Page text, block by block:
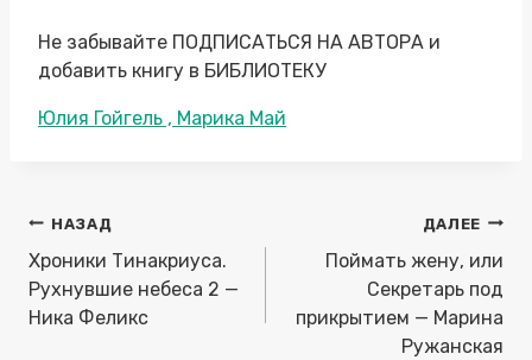
Не забывайте ПОДПИСАТЬСЯ НА АВТОРА и
добавить книгу в БИБЛИОТЕКУ
Метки
Юлия Гойгель , Марика Май
Навигация
по
записям
НАЗАД
Хроники Тинакриуса.
Рухнувшие небеса 2 —
Ника Феликс
ДАЛЕЕ
Поймать жену, или
Секретарь под
прикрытием — Марина
Ружанская